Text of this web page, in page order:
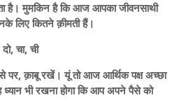
है। मुमकिन है कि आज आपका जीवनसाथी
लिए कितने क़ीमती हैं।
चा, ची
पर, क़ाबू रखें। यूं तो आज आर्थिक पक्ष अच्छा
भी रखना होगा कि आप अपने पैसे को